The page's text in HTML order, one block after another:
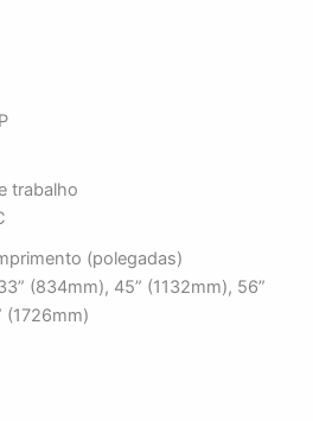
trabalho
(polegadas)
(834mm), 45” (1132mm), 56”
(1726mm)